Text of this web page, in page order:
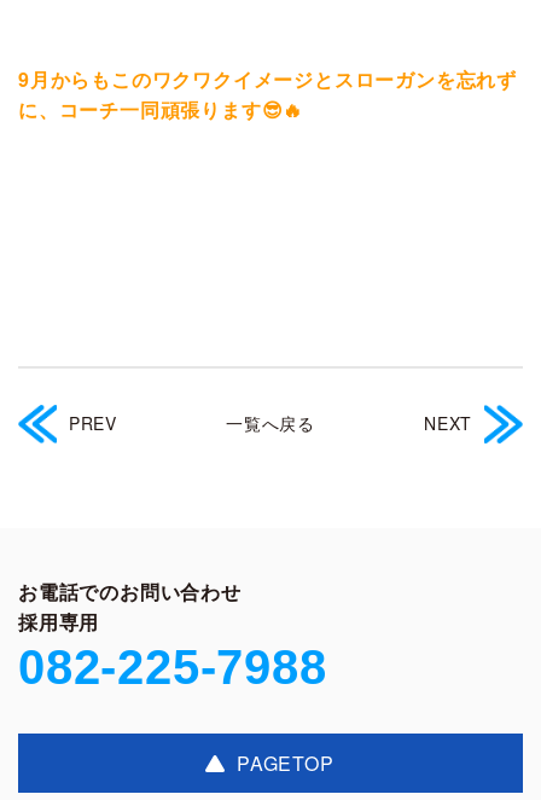
9月からもこのワクワクイメージとスローガンを忘れず
に、コーチ一同頑張ります😎🔥
PREV 一覧へ戻る NEXT
お電話でのお問い合わせ
採用専用
082-225-7988
PAGETOP